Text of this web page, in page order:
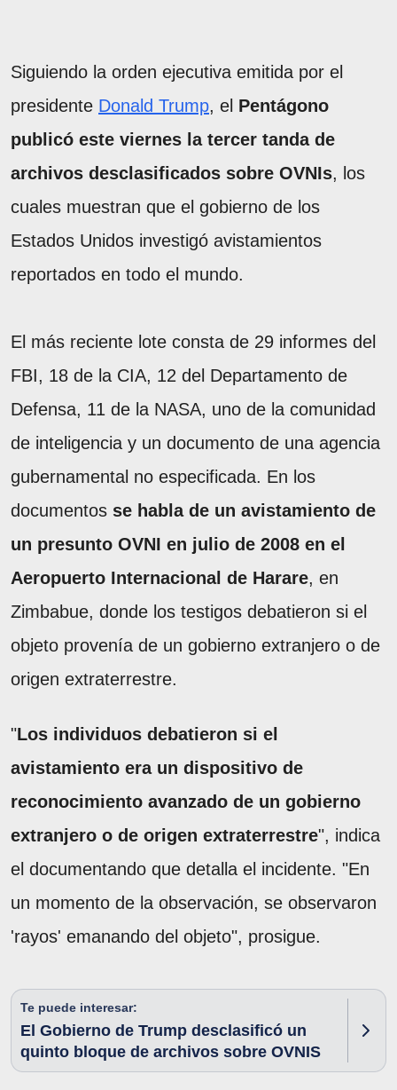
Siguiendo la orden ejecutiva emitida por el
presidente Donald Trump, el Pentágono
publicó este viernes la tercer tanda de
archivos desclasificados sobre OVNIs, los
cuales muestran que el gobierno de los
Estados Unidos investigó avistamientos
reportados en todo el mundo.
El más reciente lote consta de 29 informes del
FBI, 18 de la CIA, 12 del Departamento de
Defensa, 11 de la NASA, uno de la comunidad
de inteligencia y un documento de una agencia
gubernamental no especificada. En los
documentos se habla de un avistamiento de
un presunto OVNI en julio de 2008 en el
Aeropuerto Internacional de Harare, en
Zimbabue, donde los testigos debatieron si el
objeto provenía de un gobierno extranjero o de
origen extraterrestre.
"Los individuos debatieron si el
avistamiento era un dispositivo de
reconocimiento avanzado de un gobierno
extranjero o de origen extraterrestre", indica
el documentando que detalla el incidente. "En
un momento de la observación, se observaron
'rayos' emanando del objeto", prosigue.
Te puede interesar:
El Gobierno de Trump desclasificó un
quinto bloque de archivos sobre OVNIS